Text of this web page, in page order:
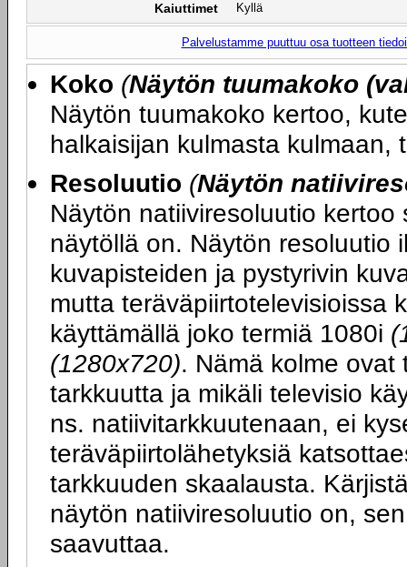
Kaiuttimet Kyllä
Palvelustamme puuttuu osa tuotteen
Koko (Näytön tuumakoko
Näytön tuumakoko kertoo,
halkaisijan kulmasta kulmaan,
Resoluutio (Näytön
Näytön natiiviresoluutio
näytöllä on. Näytön resoluutio
kuvapisteiden ja pystyrivin
mutta teräväpiirtotelevisioissa
käyttämällä joko termiä 1080i
(1280x720). Nämä kolme ovat
tarkkuutta ja mikäli televisio
ns. natiivitarkkuutenaan, ei
teräväpiirtolähetyksiä
tarkkuuden skaalausta.
näytön natiiviresoluutio on,
saavuttaa.